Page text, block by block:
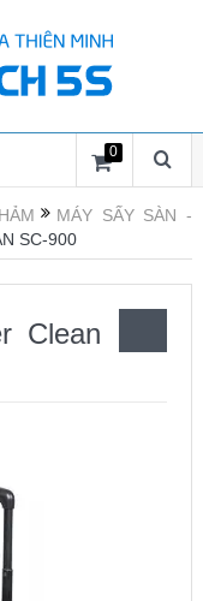
0
MÁY SẤY SÀN -
SC-900
Clean SC-